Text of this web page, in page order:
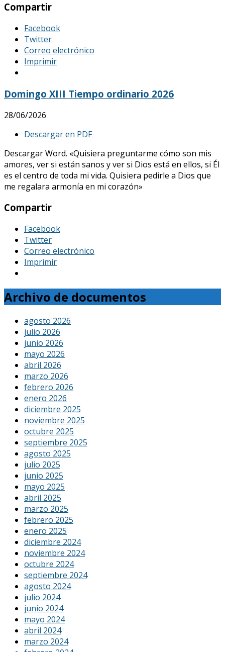
Compartir
Facebook
Twitter
Correo electrónico
Imprimir
Domingo XIII Tiempo ordinario 2026
28/06/2026
Descargar en PDF
Descargar Word. «Quisiera preguntarme cómo son mis
amores, ver si están sanos y ver si Dios está en ellos, si Él
es el centro de toda mi vida. Quisiera pedirle a Dios que
me regalara armonía en mi corazón»
Compartir
Facebook
Twitter
Correo electrónico
Imprimir
Archivo de documentos
agosto 2026
julio 2026
junio 2026
mayo 2026
abril 2026
marzo 2026
febrero 2026
enero 2026
diciembre 2025
noviembre 2025
octubre 2025
septiembre 2025
agosto 2025
julio 2025
junio 2025
mayo 2025
abril 2025
marzo 2025
febrero 2025
enero 2025
diciembre 2024
noviembre 2024
octubre 2024
septiembre 2024
agosto 2024
julio 2024
junio 2024
mayo 2024
abril 2024
marzo 2024